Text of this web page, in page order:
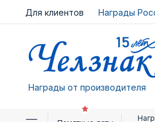
Для клиентов Награды
Награды от производителя